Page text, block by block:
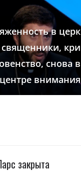
в церк
кри
снова в
центре внимания
закрыта